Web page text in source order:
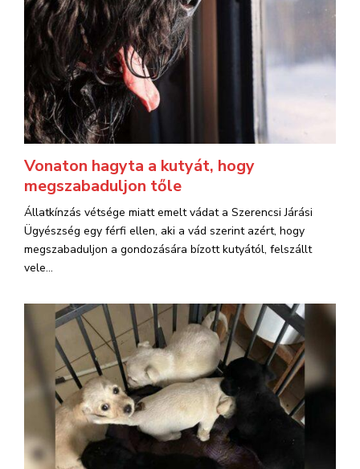
Vonaton hagyta a kutyát, hogy
megszabaduljon tőle
Állatkínzás vétsége miatt emelt vádat a Szerencsi Járási
Ügyészség egy férfi ellen, aki a vád szerint azért, hogy
megszabaduljon a gondozására bízott kutyától, felszállt
vele...